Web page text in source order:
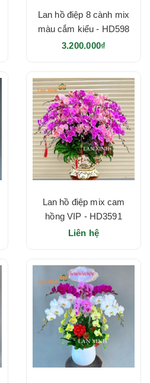
Lan hồ điệp 8 cành mix
màu cắm kiểu - HD598
3.200.000₫
Lan hồ điệp mix cam
hồng VIP - HD3591
Liên hệ